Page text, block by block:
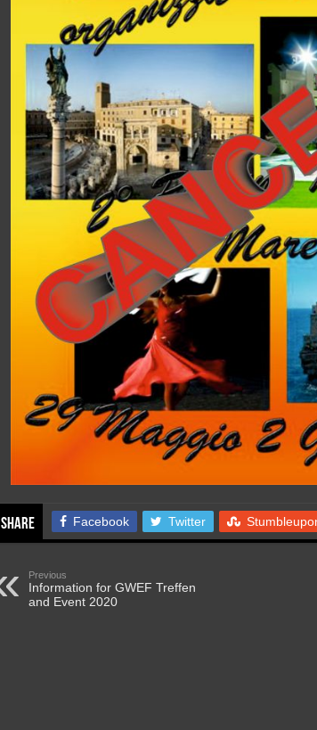
Share Facebook Twitter
Previous
Information for GWEF Treffen
and Event 2020